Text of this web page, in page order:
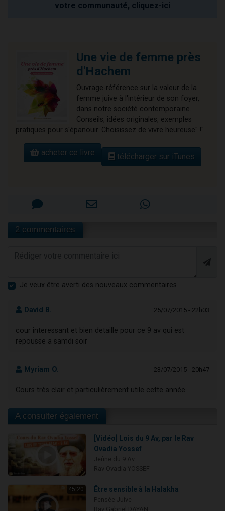
votre communauté, cliquez-ici
Une vie de femme près
d'Hachem
Ouvrage-référence sur la valeur de la
femme juive à l'intérieur de son foyer,
dans notre société contemporaine.
Conseils, idées originales, exemples
pratiques pour s'épanouir. Choisissez de vivre heureuse" !"
acheter ce livre télécharger sur iTunes
2 commentaires
Je veux être averti des nouveaux commentaires
David B. 25/07/2015 - 22h03
cour interessant et bien detaille pour ce 9 av qui est
repousse a samdi soir
Myriam O. 23/07/2015 - 20h47
Cours très clair et particulièrement utile cette année.
A consulter également
[Vidéo] Lois du 9 Av, par le Rav
Ovadia Yossef
45:20 Être sensible à la Halakha